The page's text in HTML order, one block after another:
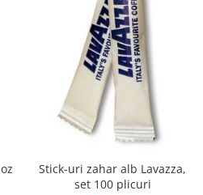
Stick-uri zahar alb Lavazza,
set 100 plicuri